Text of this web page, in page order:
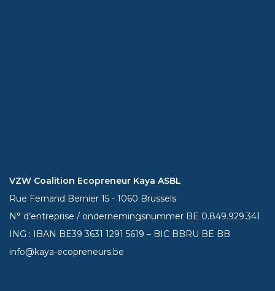
VZW Coalition Ecopreneur Kaya ASBL
Rue Fernand Bernier 15 - 1060 Brussels
N° d’entreprise / ondernemingsnummer BE 0.849.929.341
ING : IBAN BE393631 1291 5619 – BIC BBRU BE BB
info@kaya-ecopreneurs.be